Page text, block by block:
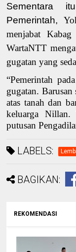
Sementara
Pemerintah,
menjabat
WartaNTT
gugatan yang
“Pemerintah
gugatan. Barusan
atas tanah dan
keluarga Nillan.
putusan
LABELS:
BAGIKAN:
REKOMENDASI